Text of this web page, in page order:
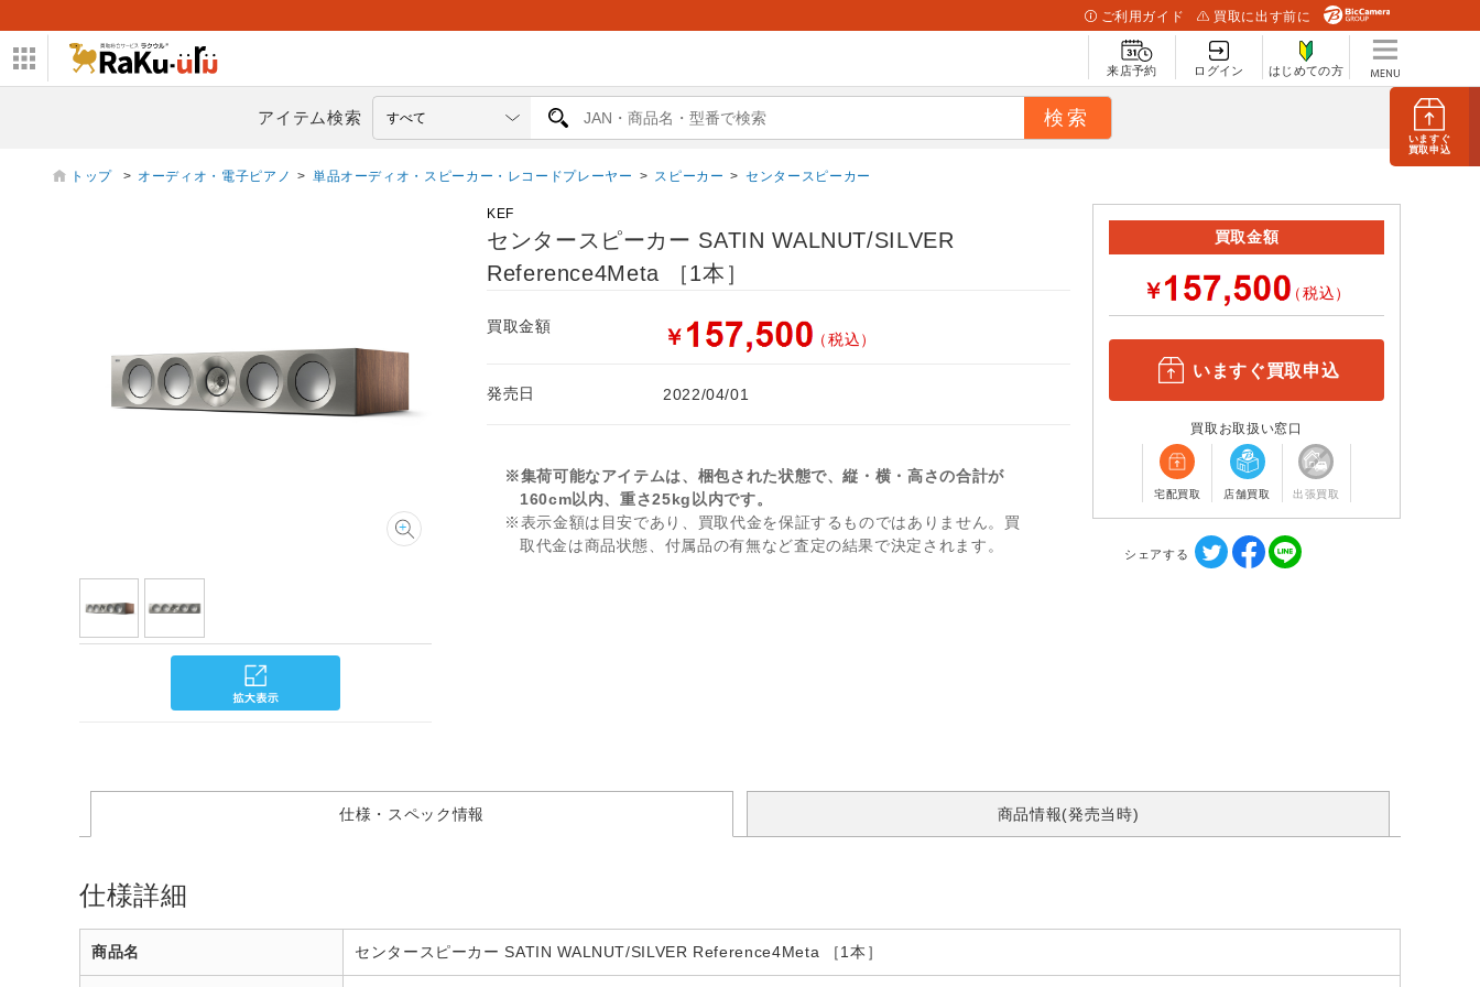
いますぐ
買取申込
ご利用ガイド 買取に出す前に
来店予約 ログイン はじめての方
アイテム検索
トップ > オーディオ・電子ピアノ > 単品オーディオ・スピーカー・レコードプレーヤー > スピーカー > センタースピーカー
KEF
センタースピーカー SATIN WALNUT/SILVER
Reference4Meta ［1本］
買取金額 ￥ （税込）
発売日 2022/04/01
※集荷可能なアイテムは、梱包された状態で、縦・横・高さの合計が
160cm以内、重さ25kg以内です。
※表示金額は目安であり、買取代金を保証するものではありません。買
取代金は商品状態、付属品の有無など査定の結果で決定されます。
買取金額
￥ （税込）
いますぐ買取申込
買取お取扱い窓口
宅配買取 店舗買取 出張買取
シェアする
仕様・スペック情報 商品情報(発売当時)
仕様詳細
商品名 センタースピーカー SATIN WALNUT/SILVER Reference4Meta ［1本］